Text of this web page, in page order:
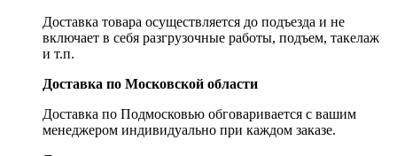
Доставка товара осуществляется до подъезда и не
включает в себя разгрузочные работы, подъем, такелаж
и т.п.
Доставка по Московской области
Доставка по Подмосковью обговаривается с вашим
менеджером индивидуально при каждом заказе.